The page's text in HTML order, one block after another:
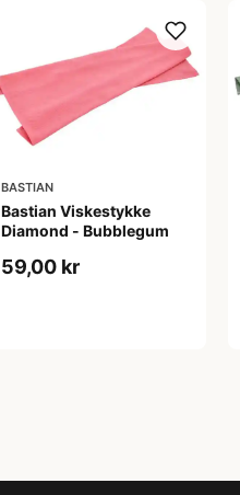
BASTIAN
Bastian Viskestykke
Diamond - Bubblegum
59,00 kr